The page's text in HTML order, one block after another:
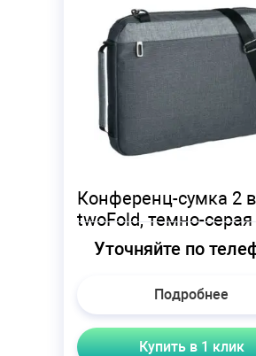
Конференц-сумка 2
twoFold, темно-серая
Уточняйте по
Подробнее
Купить в 1 клик